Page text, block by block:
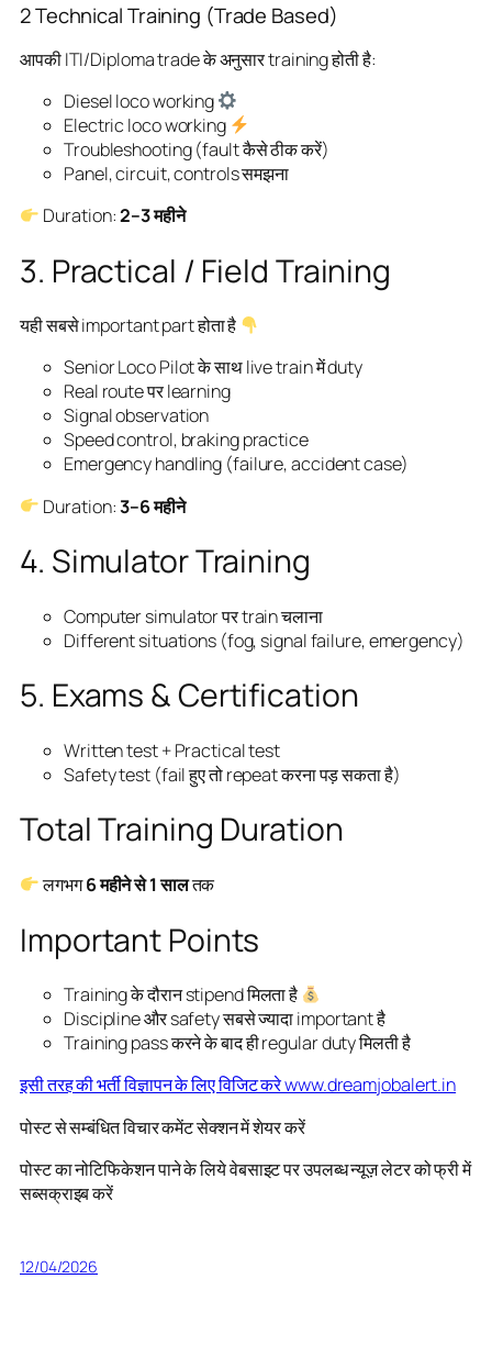
2 Technical Training (Trade Based)
आपकी ITI/Diploma trade के अनुसार training होती है:
Diesel loco working
Electric loco working
Troubleshooting (fault कैसे ठीक करें)
Panel, circuit, controls समझना
Duration:2–3 महीने
3. Practical / Field Training
यही सबसे important part होता है
Senior Loco Pilot के साथ live train में duty
Real route पर learning
Signal observation
Speed control, braking practice
Emergency handling (failure, accident case)
Duration:3–6 महीने
4. Simulator Training
Computer simulator पर train चलाना
Different situations (fog, signal failure, emergency)
5. Exams & Certification
Written test + Practical test
Safety test (fail हुए तो repeat करना पड़ सकता है)
Total Training Duration
लगभग6 महीने से 1 सालतक
Important Points
Training के दौरान stipend मिलता है
Discipline और safety सबसे ज्यादा important है
Training pass करने के बाद ही regular duty मिलती है
इसी तरह की भर्ती विज्ञापन के लिए विजिट करे www.dreamjobalert.in
पोस्ट से सम्बंधित विचार कमेंट सेक्शन में शेयर करें
पोस्ट का नोटिफिकेशन पाने के लिये वेबसाइट पर उपलब्ध न्यूज़ लेटर को फ्री में
सब्सक्राइब करें
12/04/2026